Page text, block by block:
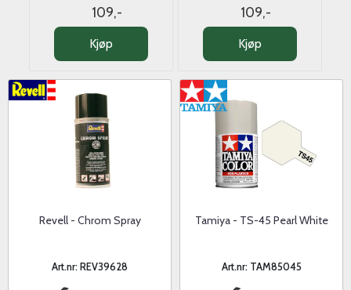
109,-
Kjøp
109,-
Kjøp
Revell - Chrom Spray
Art.nr: REV39628
Tamiya - TS-45 Pearl White
Art.nr: TAM85045